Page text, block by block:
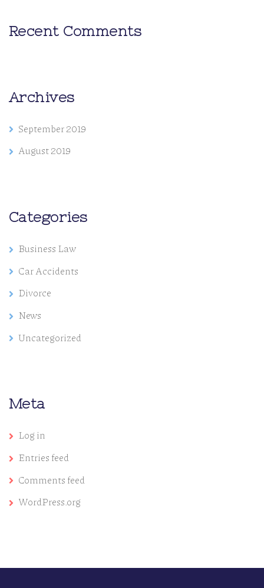
Recent Comments
Archives
September 2019
August 2019
Categories
Business Law
Car Accidents
Divorce
News
Uncategorized
Meta
Log in
Entries feed
Comments feed
WordPress.org